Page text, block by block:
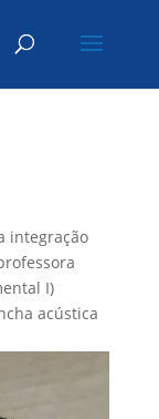
integração
I)
acústica